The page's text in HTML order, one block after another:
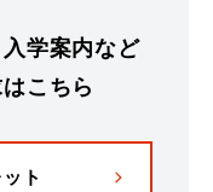
学案内など
こちら
ト